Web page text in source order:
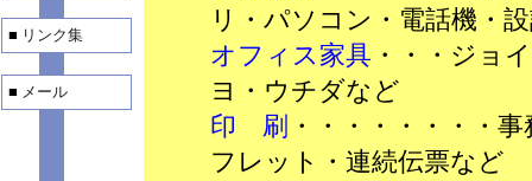
■ リンク集
■ メール
リ・パソコン・電話機・
オフィス家具 ・・・ジョ
ヨ・ウチダなど
印 刷 ・・・・・・・・
フレット・連続伝票など